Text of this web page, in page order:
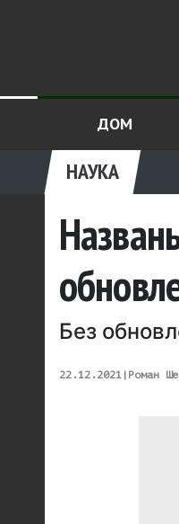
ДОМ
НАУКА
Без
22.12.2021 | Роман